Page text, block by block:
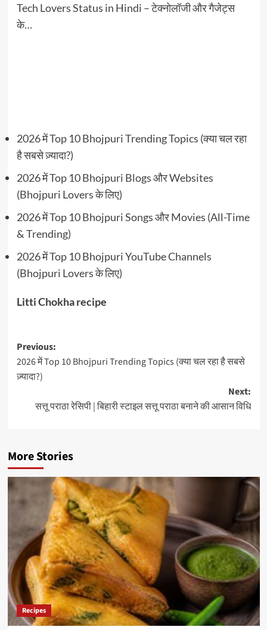
Tech Lovers Status in Hindi – टेक्नोलॉजी और गैजेट्स
के…
2026 में Top 10 Bhojpuri Trending Topics (क्या चल रहा
है सबसे ज़्यादा?)
2026 में Top 10 Bhojpuri Blogs और Websites
(Bhojpuri Lovers के लिए)
2026 में Top 10 Bhojpuri Songs और Movies (All-Time
& Trending)
2026 में Top 10 Bhojpuri YouTube Channels
(Bhojpuri Lovers के लिए)
Litti Chokha recipe
Post
navigation
Previous:
2026 में Top 10 Bhojpuri Trending Topics (क्या चल रहा है सबसे
ज़्यादा?)
Next:
सत्तू पराठा रेसिपी | बिहारी स्टाइल सत्तू पराठा बनाने की आसान विधि
More Stories
Recipes